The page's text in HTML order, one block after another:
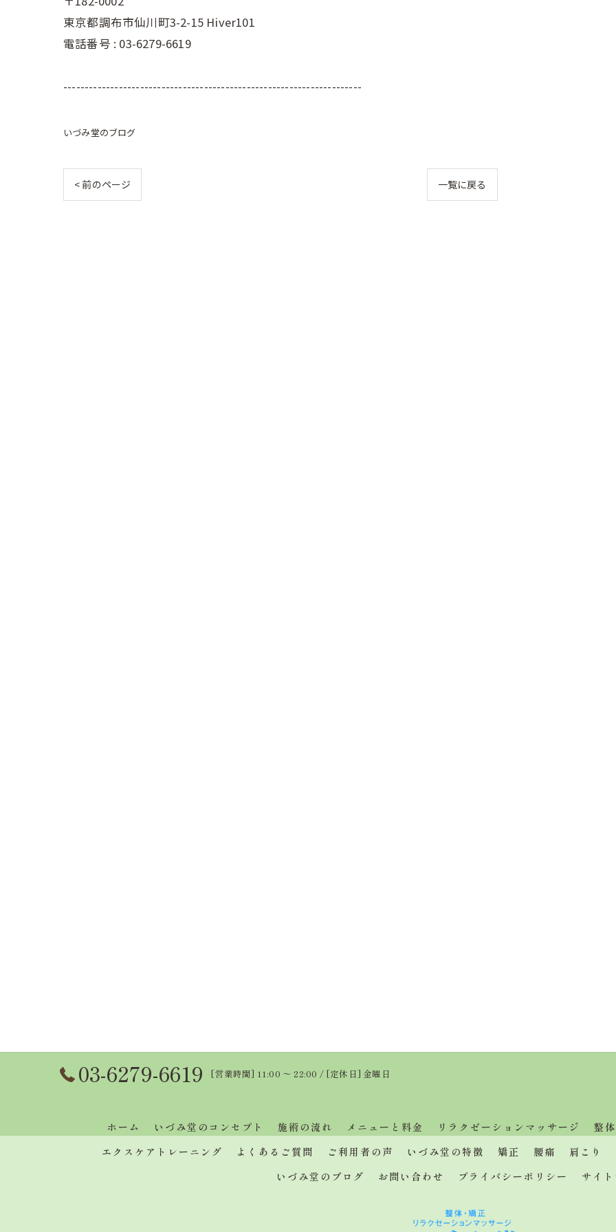
東京都調布市仙川町3-2-15 Hiver101
電話番号 : 03-6279-6619
----------------------------------------------------------------------
いづみ堂のブログ
< 前のページ 一覧に戻る
03-6279-6619 [営業時間] 11:00 〜 22:00 / [定休日] 金曜日
ホーム いづみ堂のコンセプト 施術の流れ メニューと料金 リラクゼーションマッサージ
整
エクスケアトレーニング
よくあるご質問 ご利用者の声 いづみ堂の特徴 矯正 腰痛
肩こり
いづみ堂のブログ
お問い合わせ プライバシーポリシー サイ